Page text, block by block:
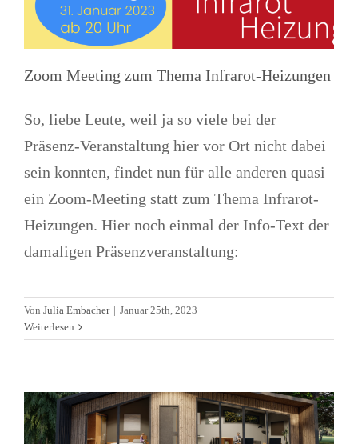
Zoom Meeting zum Thema Infrarot-Heizungen
So, liebe Leute, weil ja so viele bei der
Präsenz-Veranstaltung hier vor Ort nicht dabei
sein konnten, findet nun für alle anderen quasi
ein Zoom-Meeting statt zum Thema Infrarot-
Heizungen. Hier noch einmal der Info-Text der
damaligen Präsenzveranstaltung:
Von Julia Embacher | Januar 25th, 2023
Weiterlesen
Häuser“